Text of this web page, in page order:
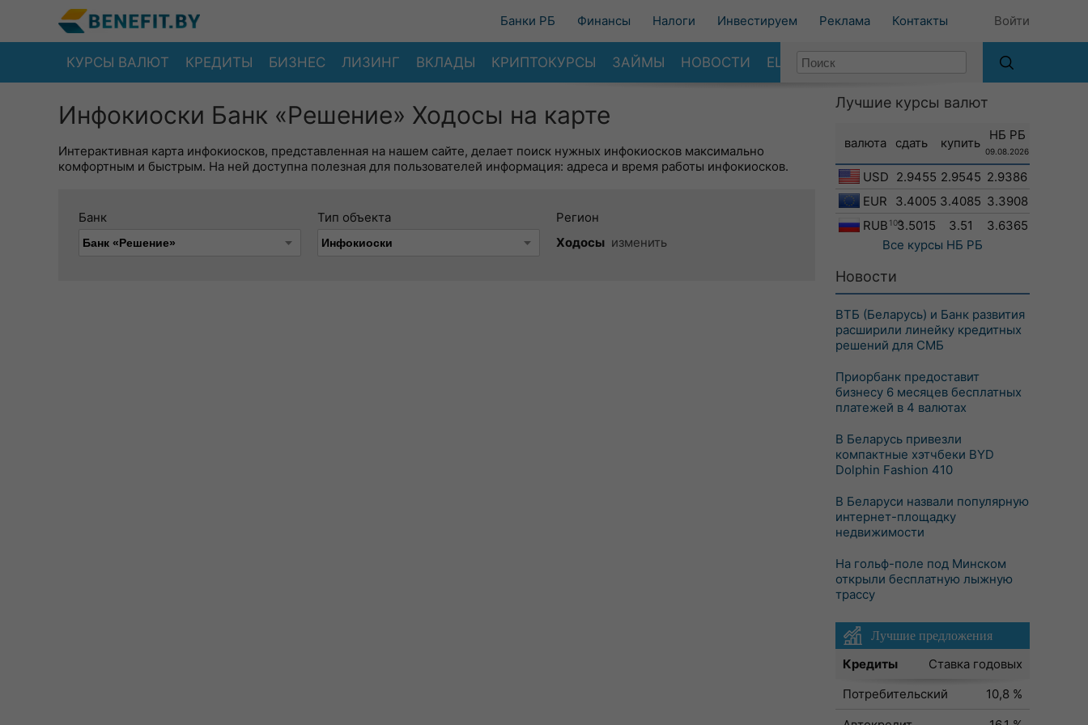
Банки РБ Финансы Налоги Инвестируем Реклама Контакты Войти
КУРСЫ ВАЛЮТ КРЕДИТЫ БИЗНЕС ЛИЗИНГ ВКЛАДЫ КРИПТОКУРСЫ ЗАЙМЫ НОВОСТИ ЕЩЕ
Инфокиоски Банк «Решение» Ходосы на карте
Интерактивная карта инфокиосков, представленная на нашем сайте, делает поиск нужных инфокиосков максимально
комфортным и быстрым. На ней доступна полезная для пользователей информация: адреса и время работы инфокиосков.
Банк Тип объекта
Регион
Ходосы изменить
Лучшие курсы валют
валюта сдать купить
НБ РБ
09.08.2026
USD 2.9455 2.9545 2.9386
EUR
3.4005 3.4085 3.3908
RUB 1003.5015 3.51
3.6365
Все курсы НБ РБ
Новости
ВТБ (Беларусь) и Банк развития
расширили линейку кредитных
решений для СМБ
Приорбанк предоставит
бизнесу 6 месяцев бесплатных
платежей в 4 валютах
В Беларусь привезли
компактные хэтчбеки BYD
Dolphin Fashion 410
В Беларуси назвали популярную
интернет-площадку
недвижимости
На гольф-поле под Минском
открыли бесплатную лыжную
трассу
Лучшие предложения
Кредиты
Ставка годовых
Потребительский
10,8 %